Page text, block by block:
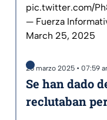
pic.twitter.com/
— Fuerza
March 25, 2025
25 marzo 2025 • 07:59
Se han dado
reclutaban